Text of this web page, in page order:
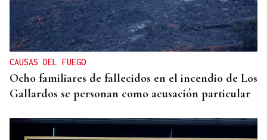
CAUSAS DEL FUEGO
Ocho familiares de fallecidos en el incendio de Los
Gallardos se personan como acusación particular